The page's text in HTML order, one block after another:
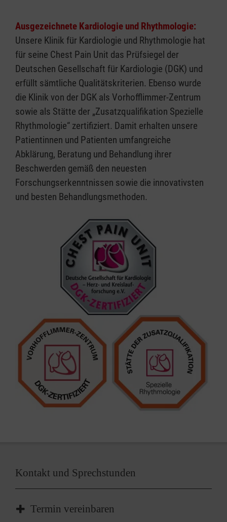
Ausgezeichnete Kardiologie und Rhythmologie:
Unsere Klinik für Kardiologie und Rhythmologie hat
für seine Chest Pain Unit das Prüfsiegel der
Deutschen Gesellschaft für Kardiologie (DGK) und
erfüllt sämtliche Qualitätskriterien. Ebenso wurde
die Klinik von der DGK als Vorhofflimmer-Zentrum
sowie als Stätte der „Zusatzqualifikation Spezielle
Rhythmologie“ zertifiziert. Damit erhalten unsere
Patientinnen und Patienten umfangreiche
Abklärung, Beratung und Behandlung ihrer
Beschwerden gemäß den neuesten
Forschungserkenntnissen sowie die innovativsten
und besten Behandlungsmethoden.
Kontakt und Sprechstunden
Termin vereinbaren